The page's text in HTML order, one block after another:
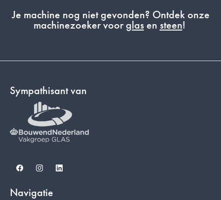
Je machine nog niet gevonden? Ontdek onze
machinezoeker voorglasen steen!
Sympathisant van
Facebook
InstagramLinkedIn
Navigatie